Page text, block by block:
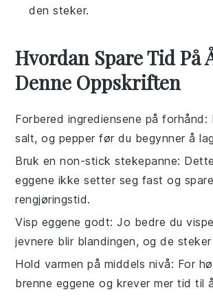
den steker.
Hvordan Spare Tid På
Denne Oppskriften
Forbered ingrediensene på forhånd :
salt, og pepper før du begynner å
Bruk en non-stick stekepanne:
eggene ikke setter seg fast og
rengjøringstid.
Visp eggene godt: Jo bedre du
jevnere blir blandingen, og de
Hold varmen på middels nivå: For
brenne eggene og krever mer tid til